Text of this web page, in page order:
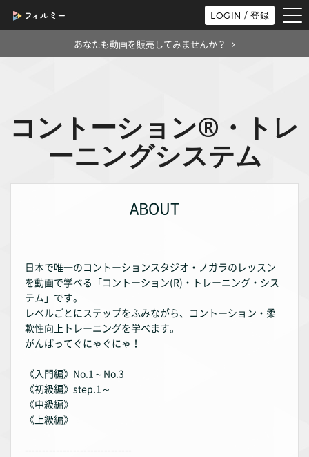
LOGIN / 登録
あなたも動画を販売してみませんか？
コントーション®・トレ
ーニングシステム
ABOUT
日本で唯一のコントーションスタジオ・ノガラのレッスン
を動画で学べる「コントーション(R)・トレーニング・シス
テム」です。
レベルごとにステップをふみながら、コントーション・柔
軟性向上トレーニングを学べます。
がんばってぐにゃぐにゃ！
《入門編》No.1～No.3
《初級編》step.1～
《中級編》
《上級編》
-------------------------------